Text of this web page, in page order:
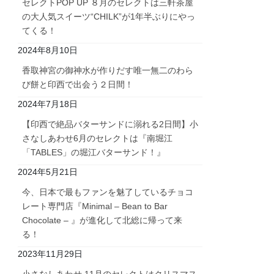
セレクトPOP UP ８月のセレクトは三軒茶屋
の大人気スイーツ“CHILK”が1年半ぶりにやっ
てくる！
2024年8月10日
香取神宮の御神水が作りだす唯一無二のわら
び餅と印西で出会う２日間！
2024年7月18日
【印西で絶品バターサンドに溺れる2日間】小
さなしあわせ6月のセレクトは『南堀江
「TABLES」の堀江バターサンド！』
2024年5月21日
今、日本で最もファンを魅了しているチョコ
レート専門店『Minimal – Bean to Bar
Chocolate – 』が進化して北総に帰って来
る！
2023年11月29日